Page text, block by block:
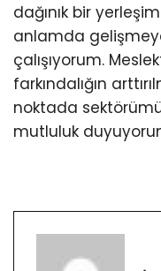
dağınık bir
anlamda
çalışıyorum.
farkındalığın
noktada
mutluluk